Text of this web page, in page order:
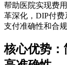
帮助医院实现费
革深化，DIP付
支付准确性和合规
核心优势：